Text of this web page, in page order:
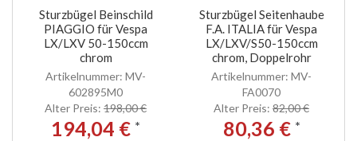
Sturzbügel Beinschild
PIAGGIO für Vespa
LX/LXV 50-150ccm
chrom
Artikelnummer: MV-
602895M0
Alter Preis: 198,00 €
194,04 € *
Sturzbügel Seitenhaube
F.A. ITALIA für Vespa
LX/LXV/S50-150ccm
chrom, Doppelrohr
Artikelnummer: MV-
FA0070
Alter Preis: 82,00 €
80,36 € *